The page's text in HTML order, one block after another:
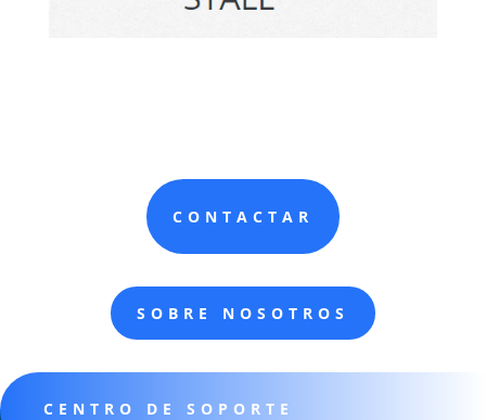
CONTACTAR
SOBRE NOSOTROS
CENTRO DE SOPORTE